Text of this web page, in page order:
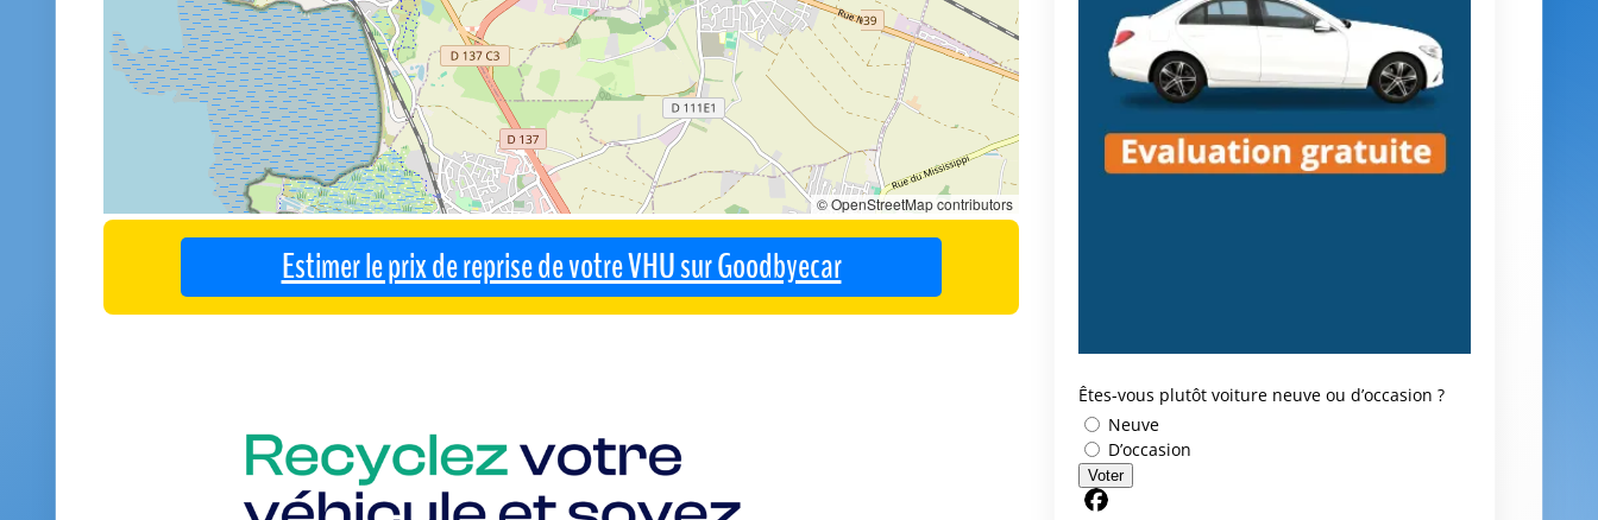
© OpenStreetMap contributors
Estimer le prix de reprise de votre VHU sur Goodbyecar
Êtes-vous plutôt voiture neuve ou d’occasion ?
Neuve
D’occasion
Voter